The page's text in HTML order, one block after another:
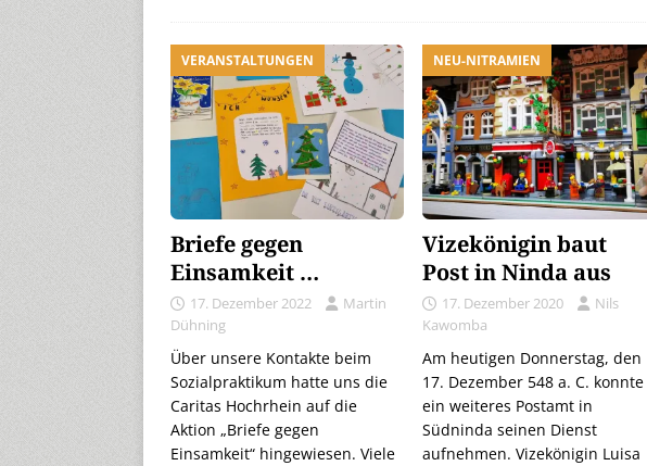
VERANSTALTUNGEN
Briefe gegen
Einsamkeit …
17. Dezember 2022
Martin
Dühning
Über unsere Kontakte beim
Sozialpraktikum hatte uns die
Caritas Hochrhein auf die
Aktion „Briefe gegen
Einsamkeit“ hingewiesen. Viele
NEU-NITRAMIEN
Vizekönigin baut
Post in Ninda aus
17. Dezember 2020
Nils
Kawomba
Am heutigen Donnerstag, den
17. Dezember 548 a. C. konnte
ein weiteres Postamt in
Südninda seinen Dienst
aufnehmen. Vizekönigin Luisa